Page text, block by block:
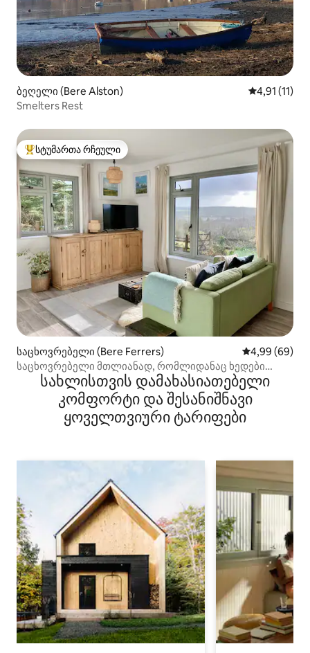
ბეღელი (Bere Alston) საშუალო
4,91 (11)
Smelters Rest
სტუმართა რჩეული მოწინავე ვარიანტი
სტუმართა რჩეული
საცხოვრებელი (Bere Ferrers) საშუალო
4,99 (69)
საცხოვრებელი მთლიანად, რომლიდანაც ხედები
იშლება ხეობასა და მდინარის პირას
სახლისთვის დამახასიათებელი
კომფორტი და შესანიშნავი
ყოველთვიური ტარიფები